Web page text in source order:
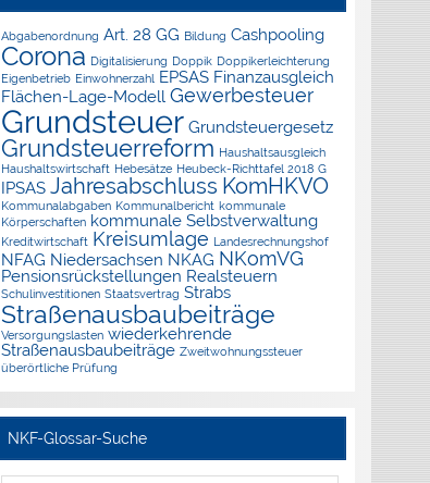
Abgabenordnung Art. 28 GG Bildung Cashpooling
Corona Digitalisierung Doppik Doppikerleichterung
Eigenbetrieb Einwohnerzahl EPSAS Finanzausgleich
Flächen-Lage-Modell Gewerbesteuer
Grundsteuer Grundsteuergesetz
Grundsteuerreform Haushaltsausgleich
Haushaltswirtschaft Hebesätze Heubeck-Richttafel 2018 G
IPSAS Jahresabschluss KomHKVO
Kommunalabgaben Kommunalbericht kommunale
Körperschaften kommunale Selbstverwaltung
Kreditwirtschaft Kreisumlage Landesrechnungshof
NFAG Niedersachsen NKAG NKomVG
Pensionsrückstellungen Realsteuern
Schulinvestitionen Staatsvertrag Strabs
Straßenausbaubeiträge
Versorgungslasten wiederkehrende
Straßenausbaubeiträge Zweitwohnungssteuer
überörtliche Prüfung
NKF-Glossar-Suche